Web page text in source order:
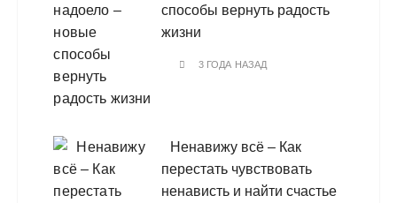
способы вернуть радость
жизни
3 ГОДА НАЗАД
Ненавижу всё – Как
перестать чувствовать
ненависть и найти счастье